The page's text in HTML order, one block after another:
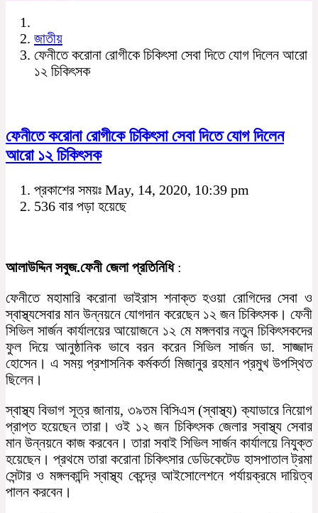
জাতীয়
ফেনীতে করোনা রোগীকে চিকিৎসা সেবা দিতে যোগ দিলেন আরো
১২ চিকিৎসক
ফেনীতে করোনা রোগীকে চিকিৎসা সেবা দিতে যোগ দিলেন
আরো ১২ চিকিৎসক
প্রকাশের সময়ঃ May, 14, 2020, 10:39 pm
536 বার পড়া হয়েছে
আলাউদ্দিন সবুজ.ফেনী জেলা প্রতিনিধি:
ফেনীতে মহামারি করোনা ভাইরাস শনাক্ত হওয়া রোগিদের সেবা ও
স্বাস্থ্যসেবার মান উন্নয়নে যোগদান করেছেন ১২ জন চিকিৎসক। ফেনী
সিভিল সার্জন কার্যালয়ের আয়োজনে ১২ মে মঙ্গলবার নতুন চিকিৎসকদের
ফুল দিয়ে আনুষ্ঠানিক ভাবে বরন করেন সিভিল সার্জন ডা. সাজ্জাদ
হোসেন। এ সময় প্রশাসনিক কর্মকর্তা মিজানুর রহমান প্রমুখ উপস্থিত
ছিলেন।
স্বাস্থ্য বিভাগ সূত্র জানায়, ৩৯তম বিসিএস (স্বাস্থ্য) ক্যাডারে নিয়োগ
প্রাপ্ত হয়েছেন তারা। ওই ১২ জন চিকিৎসক জেলার স্বাস্থ্য সেবার
মান উন্নয়নে কাজ করবেন। তারা সবাই সিভিল সার্জন কার্যালয়ে নিযুক্ত
হয়েছেন। প্রথমে তারা করোনা চিকিৎসার ডেডিকেটেড হাসপাতাল ট্রমা
সেন্টার ও মঙ্গলকান্দি স্বাস্থ্য কেন্দ্রে আইসোলেশনে পর্যায়ক্রমে দায়িত্ব
পালন করবেন।